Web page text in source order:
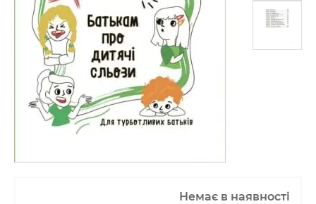
Немає в наявності